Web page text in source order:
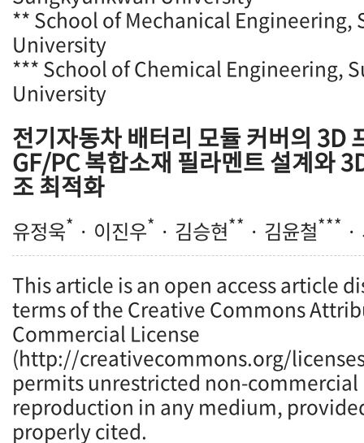
** School of Mechanical Engineering,
University
*** School of Chemical Engineering,
University
전기자동차 배터리 모듈 커버의 3D
GF/PC 복합소재 필라멘트 설계와
조 최적화
유정욱* · 이진우* · 김승현** · 김윤철***
This article is an open access article
terms of the Creative Commons
Commercial License
(http://creativecommons.org/
permits unrestricted non-
reproduction in any medium,
properly cited.